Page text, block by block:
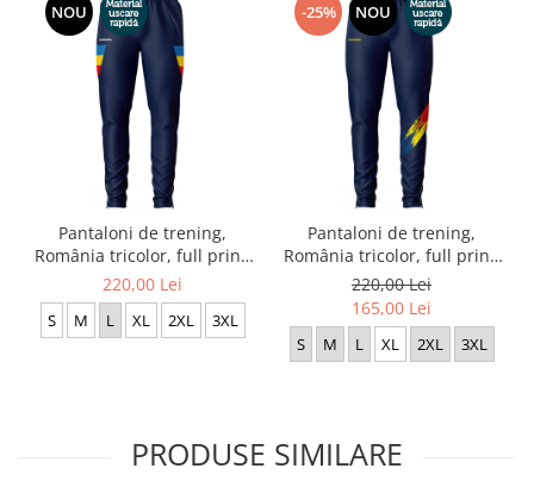
NOU
Pantaloni de trening,
România tricolor, full print,
culoare bleumarin, CA121
220,00 Lei
S M L XL 2XL 3XL
-25% NOU
Pantaloni de trening,
România tricolor, full print,
culoare bleumarin, CA122
220,00 Lei
165,00 Lei
S M L XL 2XL 3XL
PRODUSE SIMILARE